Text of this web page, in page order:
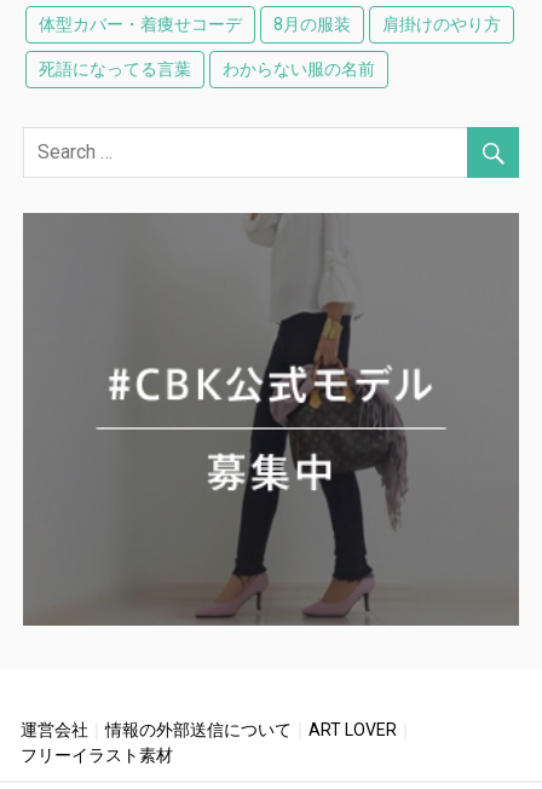
体型カバー・着痩せコーデ 8月の服装 肩掛けのやり方
死語になってる言葉 わからない服の名前
運営会社 ｜情報の外部送信について ART LOVER
フリーイラスト素材